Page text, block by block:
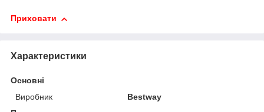
Приховати
Характеристики
Основні
Виробник
Bestway